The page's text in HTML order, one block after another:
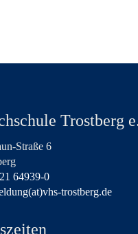
Trostberg
Straße 6
64939-0
trostberg.de